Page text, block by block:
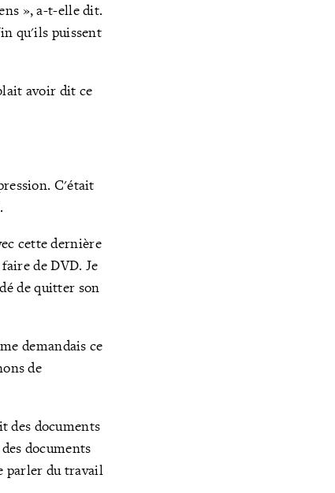
», a-t-elle dit.
qu'ils puissent
avoir dit ce
C'était
cette dernière
de DVD. Je
de quitter son
demandais ce
de
des documents
documents
parler du travail